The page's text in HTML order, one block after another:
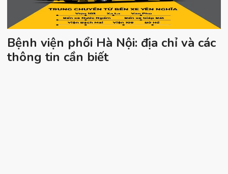
Bệnh viện phổi Hà Nội: địa chỉ và các
thông tin cần biết